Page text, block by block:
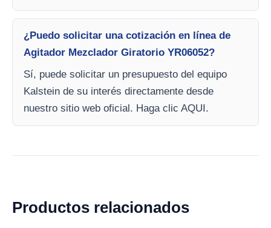
¿Puedo solicitar una cotización en línea de
Agitador Mezclador Giratorio YR06052?
Sí, puede solicitar un presupuesto del equipo
Kalstein de su interés directamente desde
nuestro sitio web oficial. Haga clic AQUI.
Productos relacionados